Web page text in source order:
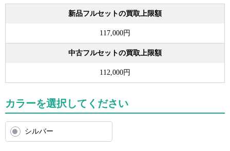
新品フルセットの買取上限額
117,000円
中古フルセットの買取上限額
112,000円
カラーを選択してください
シルバー